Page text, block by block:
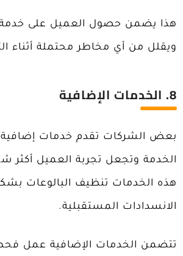
هذا يضمن حصول العميل على خدمة
ويقلل من أي مخاطر محتملة أثناء
8. الخدمات الإضافية
بعض الشركات تقدم خدمات
الخدمة وتجعل تجربة العميل أكثر
هذه الخدمات تنظيف البالوعات
الانسدادات المستقبلية.
تتضمن الخدمات الإضافية عمل